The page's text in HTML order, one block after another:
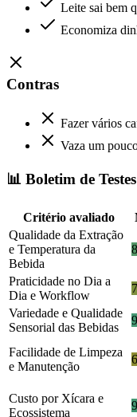
Leite sai bem
Economiza
Contras
Fazer vários
Vaza um
📊 Boletim de Testes
Critério avaliado
Qualidade da Extração
e Temperatura da
Bebida
Praticidade no Dia a
Dia e Workflow
Variedade e Qualidade
Sensorial das Bebidas
Facilidade de Limpeza
e Manutenção
Custo por Xícara e
Ecossistema